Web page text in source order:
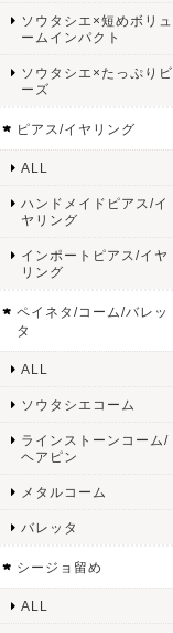
ソウタシエ×短めボリュ
ームインパクト
ソウタシエ×たっぷりビ
ーズ
ピアス/イヤリング
ALL
ハンドメイドピアス/イ
ヤリング
インポートピアス/イヤ
リング
ペイネタ/コーム/バレッ
タ
ALL
ソウタシエコーム
ラインストーンコーム/
ヘアピン
メタルコーム
バレッタ
シージョ留め
ALL